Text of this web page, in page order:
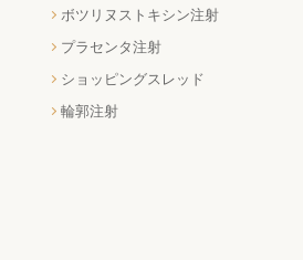
ボツリヌストキシン注射
プラセンタ注射
ショッピングスレッド
輪郭注射